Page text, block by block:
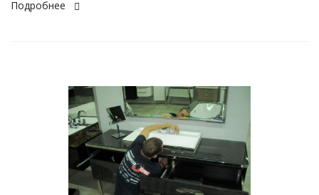
Подробнее